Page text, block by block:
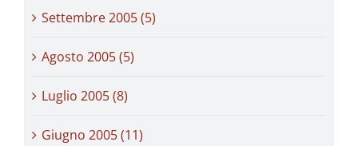
Settembre 2005 (5)
Agosto 2005 (5)
Luglio 2005 (8)
Giugno 2005 (11)